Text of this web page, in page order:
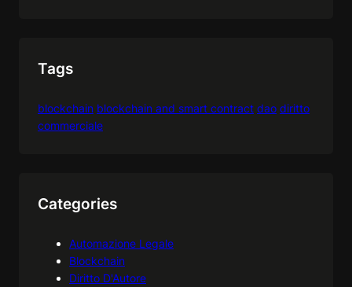
Tags
blockchain blockchain and smart contract dao diritto
commerciale
Categories
Automazione Legale
Blockchain
Diritto D'Autore